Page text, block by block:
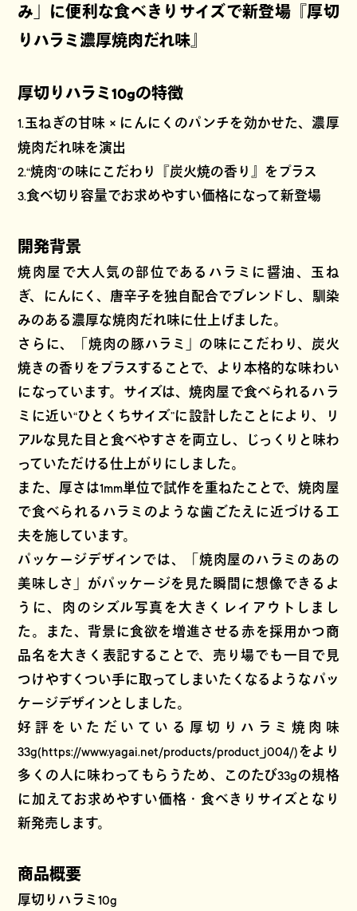
み」に便利な食べきりサイズで新登場『厚切
りハラミ濃厚焼肉だれ味』
厚切りハラミ10gの特徴
1.玉ねぎの甘味 × にんにくのパンチを効かせた、濃厚
焼肉だれ味を演出
2.“焼肉”の味にこだわり『炭火焼の香り』をプラス
3.食べ切り容量でお求めやすい価格になって新登場
開発背景
焼肉屋で大人気の部位であるハラミに醤油、玉ね
ぎ、にんにく、唐辛子を独自配合でブレンドし、馴染
みのある濃厚な焼肉だれ味に仕上げました。
さらに、「焼肉の豚ハラミ」の味にこだわり、炭火
焼きの香りをプラスすることで、より本格的な味わい
になっています。サイズは、焼肉屋で食べられるハラ
ミに近い“ひとくちサイズ”に設計したことにより、リ
アルな見た目と食べやすさを両立し、じっくりと味わ
っていただける仕上がりにしました。
また、厚さは1mm単位で試作を重ねたことで、焼肉屋
で食べられるハラミのような歯ごたえに近づける工
夫を施しています。
パッケージデザインでは、「焼肉屋のハラミのあの
美味しさ」がパッケージを見た瞬間に想像できるよ
うに、肉のシズル写真を大きくレイアウトしまし
た。また、背景に食欲を増進させる赤を採用かつ商
品名を大きく表記することで、売り場でも一目で見
つけやすくつい手に取ってしまいたくなるようなパッ
ケージデザインとしました。
好評をいただいている厚切りハラミ焼肉味
33g(https://www.yagai.net/products/product_j004/)をより
多くの人に味わってもらうため、このたび33gの規格
に加えてお求めやすい価格・食べきりサイズとなり
新発売します。
商品概要
厚切りハラミ10g